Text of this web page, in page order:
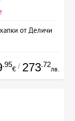
от Деличи
.95
€ / 273.72
лв.